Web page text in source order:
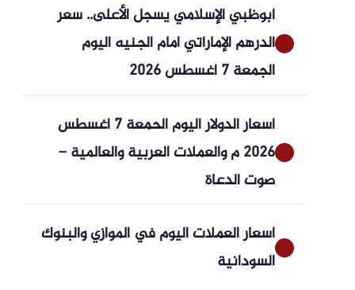
أبوظبي الإسلامي يسجل الأعلى.. سعر
الدرهم الإماراتي أمام الجنيه اليوم
الجمعة 7 أغسطس 2026
أسعار الدولار اليوم الحمعة 7 أغسطس
2026 م والعملات العربية والعالمية –
صوت الدعاة
أسعار العملات اليوم في الموازي والبنوك
السودانية